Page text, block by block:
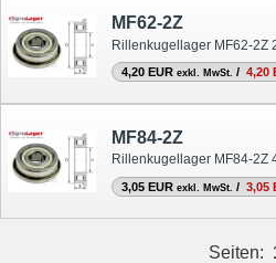
MF62-2Z
Rillenkugellager MF62-2Z
4,20 EUR exkl. MwSt. / 4,20
MF84-2Z
Rillenkugellager MF84-2Z
3,05 EUR exkl. MwSt. / 3,05
Seiten: